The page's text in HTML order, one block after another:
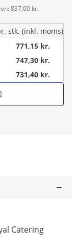
837,00 kr.
stk. (inkl. moms)
771,15 kr.
747,30 kr.
731,40 kr.
Catering